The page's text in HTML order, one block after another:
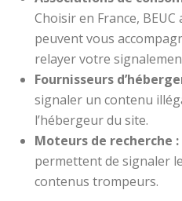
Choisir en France,
peuvent vous
relayer votre
Fournisseurs
signaler un contenu
l’hébergeur du site.
Moteurs de recherche :
permettent de signaler
contenus trompeurs.